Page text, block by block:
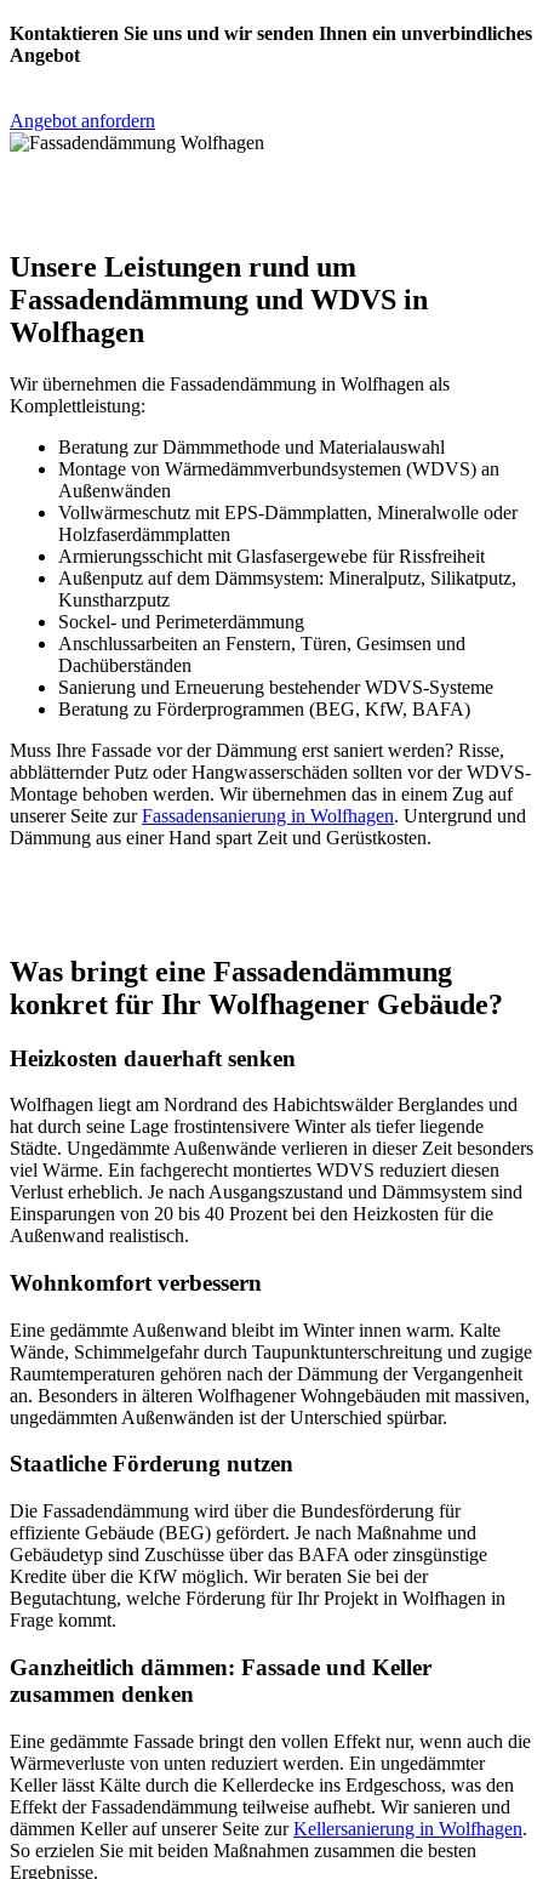
Kontaktieren Sie uns und wir senden Ihnen ein unverbindliches
Angebot
Angebot anfordern
Unsere Leistungen rund um
Fassadendämmung und WDVS in
Wolfhagen
Wir übernehmen die Fassadendämmung in Wolfhagen als
Komplettleistung:
Beratung zur Dämmmethode und Materialauswahl
Montage von Wärmedämmverbundsystemen (WDVS) an
Außenwänden
Vollwärmeschutz mit EPS-Dämmplatten, Mineralwolle oder
Holzfaserdämmplatten
Armierungsschicht mit Glasfasergewebe für Rissfreiheit
Außenputz auf dem Dämmsystem: Mineralputz, Silikatputz,
Kunstharzputz
Sockel- und Perimeterdämmung
Anschlussarbeiten an Fenstern, Türen, Gesimsen und
Dachüberständen
Sanierung und Erneuerung bestehender WDVS-Systeme
Beratung zu Förderprogrammen (BEG, KfW, BAFA)
Muss Ihre Fassade vor der Dämmung erst saniert werden? Risse,
abblätternder Putz oder Hangwasserschäden sollten vor der WDVS-
Montage behoben werden. Wir übernehmen das in einem Zug auf
unserer Seite zurFassadensanierung in Wolfhagen. Untergrund und
Dämmung aus einer Hand spart Zeit und Gerüstkosten.
Was bringt eine Fassadendämmung
konkret für Ihr Wolfhagener Gebäude?
Heizkosten dauerhaft senken
Wolfhagen liegt am Nordrand des Habichtswälder Berglandes und
hat durch seine Lage frostintensivere Winter als tiefer liegende
Städte. Ungedämmte Außenwände verlieren in dieser Zeit besonders
viel Wärme. Ein fachgerecht montiertes WDVS reduziert diesen
Verlust erheblich. Je nach Ausgangszustand und Dämmsystem sind
Einsparungen von 20 bis 40 Prozent bei den Heizkosten für die
Außenwand realistisch.
Wohnkomfort verbessern
Eine gedämmte Außenwand bleibt im Winter innen warm. Kalte
Wände, Schimmelgefahr durch Taupunktunterschreitung und zugige
Raumtemperaturen gehören nach der Dämmung der Vergangenheit
an. Besonders in älteren Wolfhagener Wohngebäuden mit massiven,
ungedämmten Außenwänden ist der Unterschied spürbar.
Staatliche Förderung nutzen
Die Fassadendämmung wird über die Bundesförderung für
effiziente Gebäude (BEG) gefördert. Je nach Maßnahme und
Gebäudetyp sind Zuschüsse über das BAFA oder zinsgünstige
Kredite über die KfW möglich. Wir beraten Sie bei der
Begutachtung, welche Förderung für Ihr Projekt in Wolfhagen in
Frage kommt.
Ganzheitlich dämmen: Fassade und Keller
zusammen denken
Eine gedämmte Fassade bringt den vollen Effekt nur, wenn auch die
Wärmeverluste von unten reduziert werden. Ein ungedämmter
Keller lässt Kälte durch die Kellerdecke ins Erdgeschoss, was den
Effekt der Fassadendämmung teilweise aufhebt. Wir sanieren und
dämmen Keller auf unserer Seite zurKellersanierung in Wolfhagen.
So erzielen Sie mit beiden Maßnahmen zusammen die besten
Ergebnisse.